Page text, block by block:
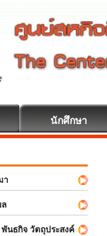
นักศึกษา
า
ธกิจ วัตถุประสงค์